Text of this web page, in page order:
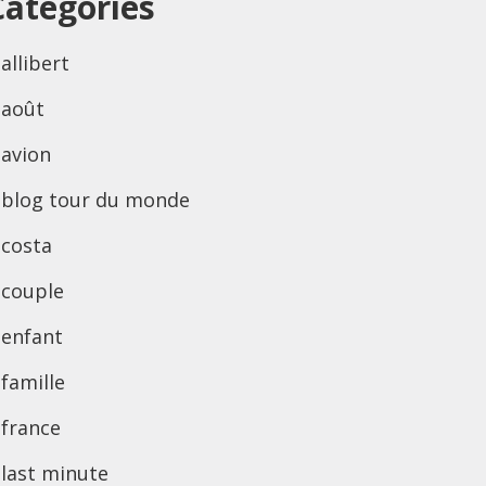
allibert
août
avion
blog tour du monde
costa
couple
enfant
famille
france
last minute